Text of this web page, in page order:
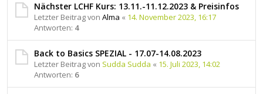
Nächster LCHF Kurs: 13.11.-11.12.2023 & Preisinfos
Letzter Beitrag von Alma « 14. November 2023, 16:17
Antworten: 4
Back to Basics SPEZIAL - 17.07-14.08.2023
Letzter Beitrag von Sudda Sudda « 15. Juli 2023, 14:02
Antworten: 6